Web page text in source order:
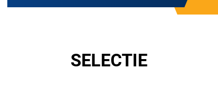
SELECTIE